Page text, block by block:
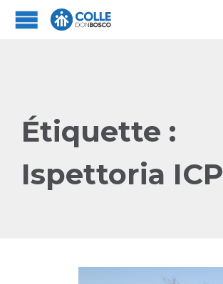
Étiquette :
Ispettoria ICP